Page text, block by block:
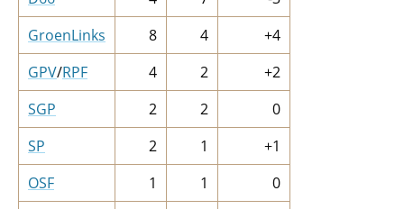
GroenLinks
8 4
+4
GPV/RPF 4 2
+2
SGP
2 2
0
SP
2 1
+1
OSF
1 1
0